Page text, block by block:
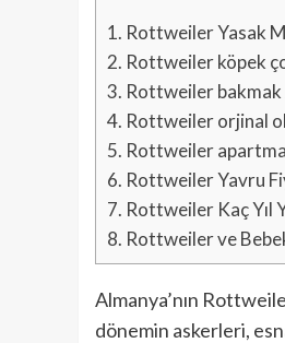
1. Rottweiler Yasak
2. Rottweiler köpek
3. Rottweiler bakmak
4. Rottweiler orjinal
5. Rottweiler
6. Rottweiler Yavru
7. Rottweiler Kaç Yıl
8. Rottweiler ve
Almanya’nın
dönemin askerleri,